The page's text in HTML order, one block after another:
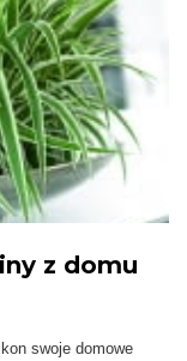
z domu
swoje domowe